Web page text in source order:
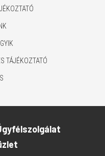
TÁJÉKOZTATÓ